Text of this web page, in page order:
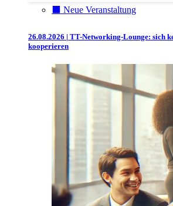
⬛️ Neue Veranstaltung
26.08.2026 | TT-Networking-Lounge: sich
kooperieren